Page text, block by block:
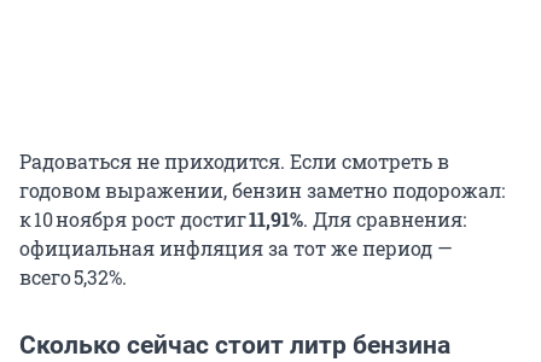
Радоваться не приходится. Если смотреть в
годовом выражении, бензин заметно подорожал:
к 10 ноября рост достиг11,91%. Для сравнения:
официальная инфляция за тот же период —
всего 5,32%.
Сколько сейчас стоит литр бензина